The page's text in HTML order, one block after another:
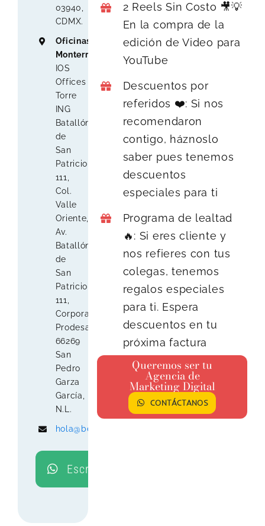
03940,
CDMX.
Oficinas
Monterrey
IOS
Offices
Torre
ING
Batallón
de
San
Patricio
111,
Col.
Valle
Oriente,
Av.
Batallón
de
San
Patricio
111,
Corporativo
Prodesa,
66269
San
Pedro
Garza
García,
N.L.
hola@beenet.mx
Escríbenos
2 Reels Sin Costo 🎥💡
En la compra de la
edición de Video para
YouTube
Descuentos por
referidos ❤️: Si nos
recomendaron
contigo, háznoslo
saber pues tenemos
descuentos
especiales para ti
Programa de lealtad
🔥: Si eres cliente y
nos refieres con tus
colegas, tenemos
regalos especiales
para ti. Espera
descuentos en tu
próxima factura
Queremos ser tu
Agencia de
Marketing Digital
CONTÁCTANOS